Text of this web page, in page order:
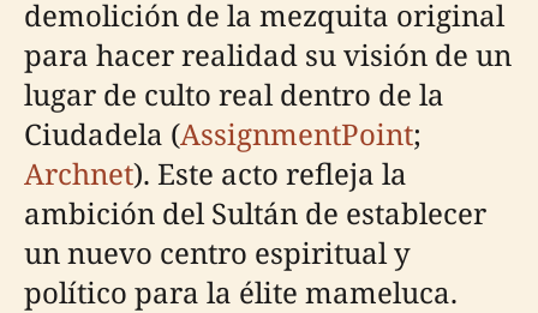
demolición de la mezquita original
para hacer realidad su visión de un
lugar de culto real dentro de la
Ciudadela (AssignmentPoint;
Archnet). Este acto refleja la
ambición del Sultán de establecer
un nuevo centro espiritual y
político para la élite mameluca.